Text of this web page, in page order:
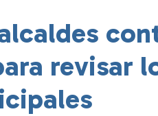
revisar